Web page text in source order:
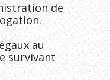
de
au
survivant